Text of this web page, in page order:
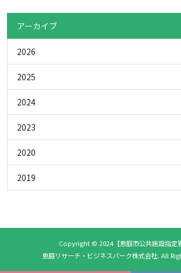
アーカイブ
2026
2025
2024
2023
2020
2019
Copyright © 2024【恵庭市公共施設指定
恵庭リサーチ・ビジネスパーク株式会社. All